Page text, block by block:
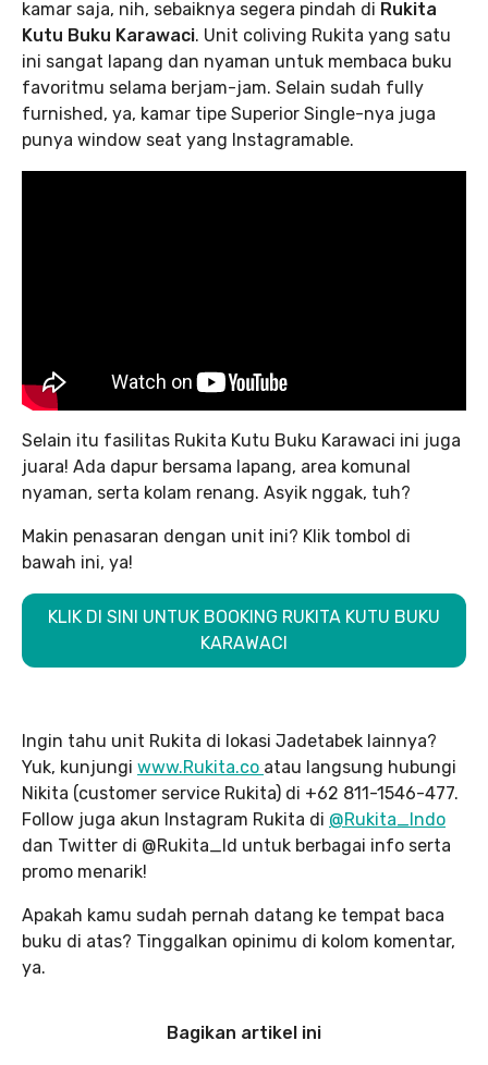
kamar saja, nih, sebaiknya segera pindah di Rukita
Kutu Buku Karawaci. Unit coliving Rukita yang satu
ini sangat lapang dan nyaman untuk membaca buku
favoritmu selama berjam-jam. Selain sudah fully
furnished, ya, kamar tipe Superior Single-nya juga
punya window seat yang Instagramable.
Selain itu fasilitas Rukita Kutu Buku Karawaci ini juga
juara! Ada dapur bersama lapang, area komunal
nyaman, serta kolam renang. Asyik nggak, tuh?
Makin penasaran dengan unit ini? Klik tombol di
bawah ini, ya!
KLIK DI SINI UNTUK BOOKING RUKITA KUTU BUKU
KARAWACI
Ingin tahu unit Rukita di lokasi Jadetabek lainnya?
Yuk, kunjungi www.Rukita.co atau langsung hubungi
Nikita (customer service Rukita) di +62 811-1546-477.
Follow juga akun Instagram Rukita di @Rukita_Indo
dan Twitter di @Rukita_Id untuk berbagai info serta
promo menarik!
Apakah kamu sudah pernah datang ke tempat baca
buku di atas? Tinggalkan opinimu di kolom komentar,
ya.
Bagikan artikel ini